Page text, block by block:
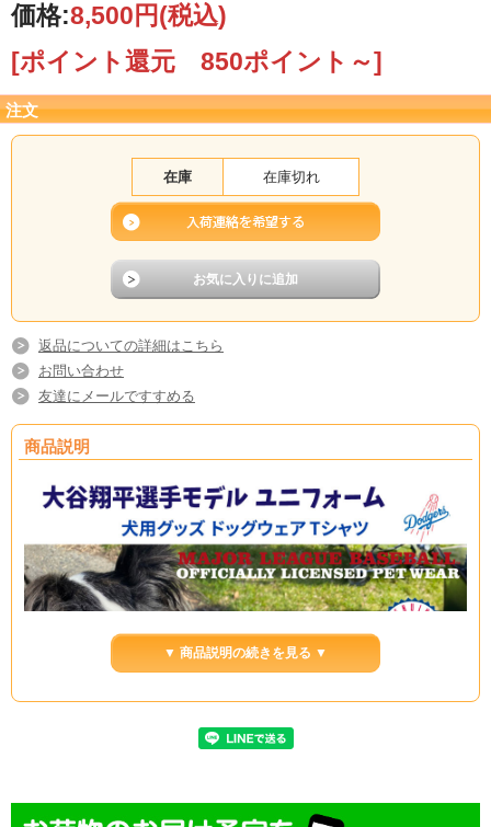
価格:8,500円(税込)
[ポイント還元 850ポイント～]
注文
在庫 在庫切れ
返品についての詳細はこちら
お問い合わせ
友達にメールですすめる
商品説明
▼ 商品説明の続きを見る ▼